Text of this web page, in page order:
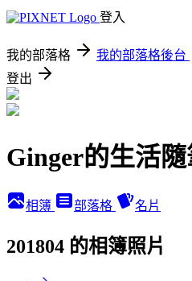
登入
我的部落格 我的部落格後台
登出
Ginger的生活
相簿 部落格 名片
201804 的相簿照片